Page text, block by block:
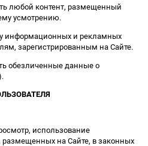
любой контент, размещенный
усмотрению.
информационных и рекламных
зарегистрированным на Сайте.
обезличенные данные о
использование
на Сайте, в законных